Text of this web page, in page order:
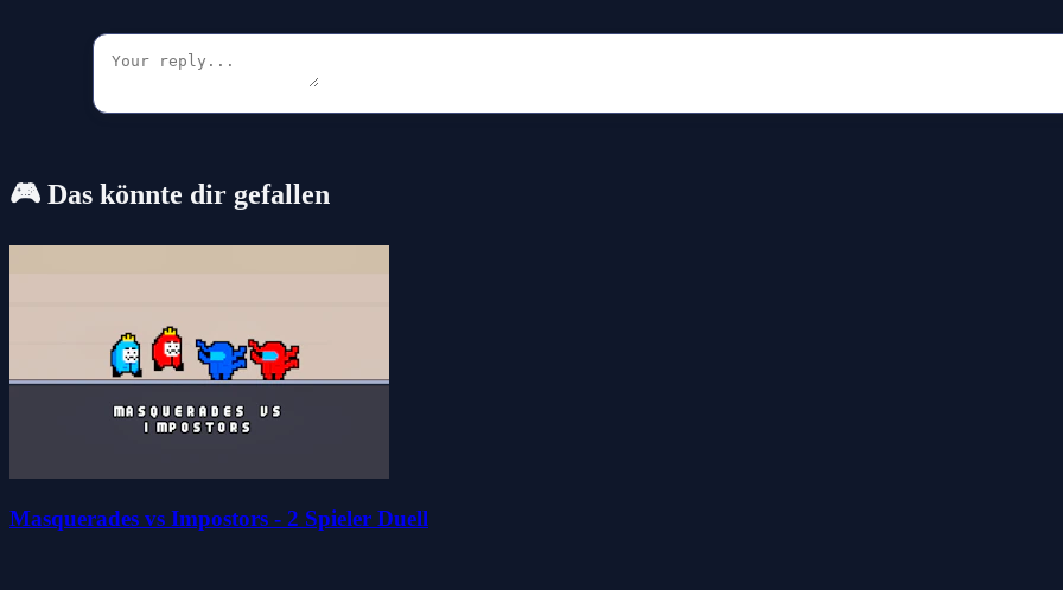
🎮 Das könnte dir gefallen
Masquerades vs Impostors - 2 Spieler Duell